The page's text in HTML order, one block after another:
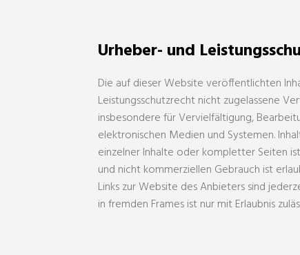
Urheber- und
Die auf dieser Website veröffentlichten
Leistungsschutzrecht nicht zugelassene
insbesondere für Vervielfältigung,
elektronischen Medien und Systemen.
einzelner Inhalte oder kompletter Seiten
und nicht kommerziellen Gebrauch ist
Links zur Website des Anbieters sind
in fremden Frames ist nur mit Erlaubnis